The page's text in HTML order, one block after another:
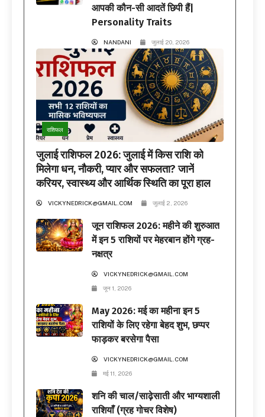
आपकी कौन-सी आदतें छिपी हैं|
Personality Traits
NANDANI जुलाई 20, 2026
राशिफल
जुलाई राशिफल 2026: जुलाई में किस राशि को
मिलेगा धन, नौकरी, प्यार और सफलता? जानें
करियर, स्वास्थ्य और आर्थिक स्थिति का पूरा हाल
VICKYNEDRICK@GMAIL.COM जुलाई 2, 2026
जून राशिफल 2026: महीने की शुरुआत
में इन 5 राशियों पर मेहरबान होंगे ग्रह-
नक्षत्र
VICKYNEDRICK@GMAIL.COM
जून 1, 2026
May 2026: मई का महीना इन 5
राशियों के लिए रहेगा बेहद शुभ, छप्पर
फाड़कर बरसेगा पैसा
VICKYNEDRICK@GMAIL.COM
मई 11, 2026
शनि की चाल/साढ़ेसाती और भाग्यशाली
राशियाँ (ग्रह गोचर विशेष)